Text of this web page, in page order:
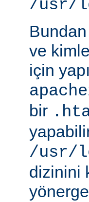
/usr/
ve
için
bir
/usr/
dizinini